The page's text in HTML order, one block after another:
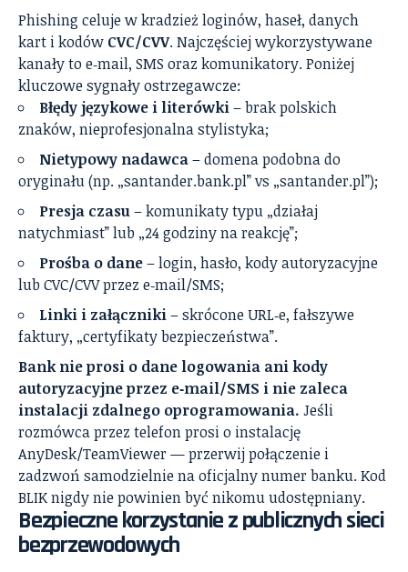
Phishing celuje w kradzież loginów, haseł, danych
kart i kodów CVC/CVV. Najczęściej wykorzystywane
kanały to e‑mail, SMS oraz komunikatory. Poniżej
kluczowe sygnały ostrzegawcze:
Błędy językowe i literówki– brak polskich
znaków, nieprofesjonalna stylistyka;
Nietypowy nadawca– domena podobna do
oryginału (np. „santander.bank.pl” vs „santander.pl”);
Presja czasu– komunikaty typu „działaj
natychmiast” lub „24 godziny na reakcję”;
Prośba o dane– login, hasło, kody autoryzacyjne
lub CVC/CVV przez e‑mail/SMS;
Linki i załączniki– skrócone URL‑e, fałszywe
faktury, „certyfikaty bezpieczeństwa”.
Bank nie prosi o dane logowania ani kody
autoryzacyjne przez e‑mail/SMS i nie zaleca
instalacji zdalnego oprogramowania. Jeśli
rozmówca przez telefon prosi o instalację
AnyDesk/TeamViewer — przerwij połączenie i
zadzwoń samodzielnie na oficjalny numer banku. Kod
BLIK nigdy nie powinien być nikomu udostępniany.
Bezpieczne korzystanie z publicznych sieci
bezprzewodowych